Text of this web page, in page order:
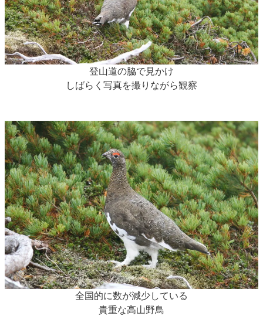
登山道の脇で見かけ
しばらく写真を撮りながら観察
全国的に数が減少している
貴重な高山野鳥